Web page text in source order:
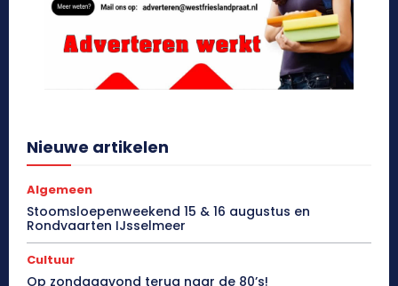
Nieuwe artikelen
Algemeen
Stoomsloepenweekend 15 & 16 augustus en
Rondvaarten IJsselmeer
Cultuur
Op zondagavond terug naar de 80’s!